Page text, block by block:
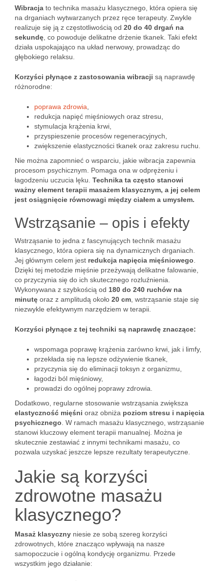
Wibracja to technika masażu klasycznego, która opiera się
na drganiach wytwarzanych przez ręce terapeuty. Zwykle
realizuje się ją z częstotliwością od 20 do 40 drgań na
sekundę , co powoduje delikatne drżenie tkanek. Taki efekt
działa uspokajająco na układ nerwowy, prowadząc do
głębokiego relaksu.
Korzyści płynące z zastosowania wibracji są naprawdę
różnorodne:
poprawa zdrowia
redukcja napięć mięśniowych oraz stresu,
stymulacja krążenia krwi,
przyspieszenie procesów regeneracyjnych,
zwiększenie elastyczności tkanek oraz zakresu ruchu.
Nie można zapomnieć o wsparciu, jakie wibracja zapewnia
procesom psychicznym. Pomaga ona w odprężeniu i
łagodzeniu uczucia lęku. Technika ta często stanowi
ważny element terapii masażem klasycznym, a jej celem
jest osiągnięcie równowagi między ciałem a umysłem.
Wstrząsanie – opis i efekty
Wstrząsanie to jedna z fascynujących technik masażu
klasycznego, która opiera się na dynamicznych drganiach.
Jej głównym celem jest redukcja napięcia mięśniowego
Dzięki tej metodzie mięśnie przeżywają delikatne falowanie,
co przyczynia się do ich skutecznego rozluźnienia.
Wykonywana z szybkością od 180 do 240 ruchów na
minutę oraz z amplitudą około 20 cm , wstrząsanie staje się
niezwykle efektywnym narzędziem w terapii.
Korzyści płynące z tej techniki są naprawdę znaczące:
wspomaga poprawę krążenia zarówno krwi, jak i limfy,
przekłada się na lepsze odżywienie tkanek,
przyczynia się do eliminacji toksyn z organizmu,
łagodzi ból mięśniowy,
prowadzi do ogólnej poprawy zdrowia.
Dodatkowo, regularne stosowanie wstrząsania zwiększa
elastyczność mięśni oraz obniża poziom stresu i napięcia
psychicznego . W ramach masażu klasycznego, wstrząsanie
stanowi kluczowy element terapii manualnej. Można je
skutecznie zestawiać z innymi technikami masażu, co
pozwala uzyskać jeszcze lepsze rezultaty terapeutyczne.
Jakie są korzyści
zdrowotne masażu
klasycznego?
Masaż klasyczny niesie ze sobą szereg korzyści
zdrowotnych, które znacząco wpływają na nasze
samopoczucie i ogólną kondycję organizmu. Przede
wszystkim jego działanie: